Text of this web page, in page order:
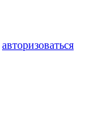
авторизоваться